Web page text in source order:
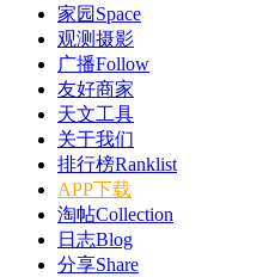
家园 Space
观测摄影
广播Follow
友好商家
天文工具
关于我们
排行榜Ranklist
APP下载
淘帖Collection
日志Blog
分享Share